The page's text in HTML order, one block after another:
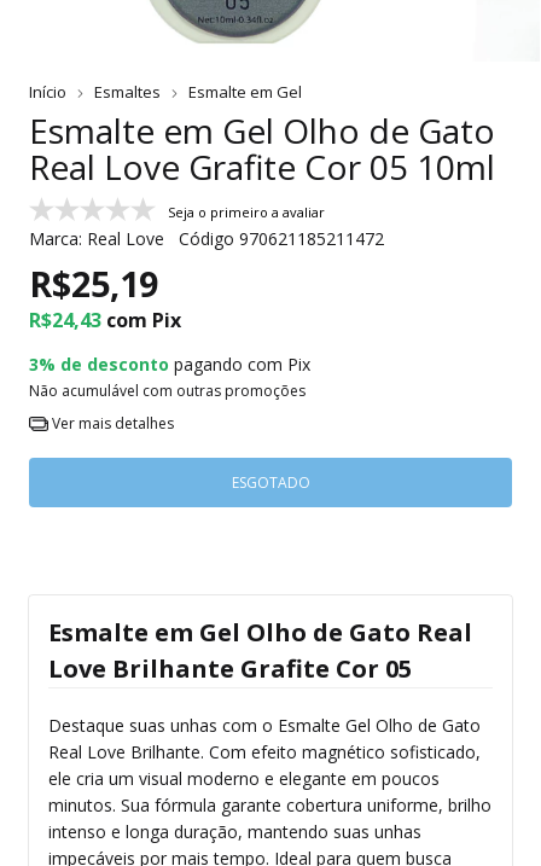
Início Esmaltes Esmalte em Gel
Esmalte em Gel Olho de Gato
Real Love Grafite Cor 05 10ml
Seja o primeiro a avaliar
Marca: Real Love Código 970621185211472
R$25,19
R$24,43 com Pix
3% de desconto pagando com Pix
Não acumulável com outras promoções
Ver mais detalhes
Esmalte em Gel Olho de Gato Real
Love Brilhante Grafite Cor 05
Destaque suas unhas com o Esmalte Gel Olho de Gato
Real Love Brilhante. Com efeito magnético sofisticado,
ele cria um visual moderno e elegante em poucos
minutos. Sua fórmula garante cobertura uniforme, brilho
intenso e longa duração, mantendo suas unhas
impecáveis por mais tempo. Ideal para quem busca